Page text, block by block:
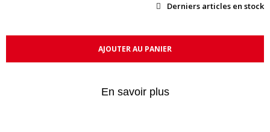
Derniers articles en stock
AJOUTER AU PANIER
En savoir plus